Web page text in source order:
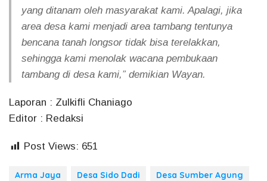
yang ditanam oleh masyarakat kami. Apalagi, jika
area desa kami menjadi area tambang tentunya
bencana tanah longsor tidak bisa terelakkan,
sehingga kami menolak wacana pembukaan
tambang di desa kami,” demikian Wayan.
Laporan : Zulkifli Chaniago
Editor : Redaksi
Post Views: 651
Arma Jaya Desa Sido Dadi
Desa Sumber Agung